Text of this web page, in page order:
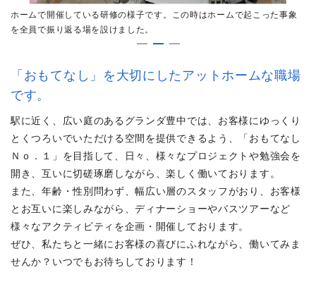
ホームで開催している研修の様子です。この時はホームで起こった事象
を全員で振り返る場を設けました。
「おもてなし」を大切にしたアットホームな職場
です。
駅に近く、広い庭のあるグランダ豊中では、お客様にゆっくり
とくつろいでいただける空間を提供できるよう、「おもてなし
Ｎｏ．１」を目指して、日々、様々なプロジェクトや勉強会を
開き、互いに切磋琢磨しながら、楽しく働いております。
また、年齢・性別問わず、幅広い層のスタッフがおり、お客様
とお互いに楽しみながら、ディナーショーやバスツアーなど
様々なアクティビティを企画・開催しております。
ぜひ、私たちと一緒にお客様の喜びにふれながら、働いてみま
せんか？いつでもお待ちしております！